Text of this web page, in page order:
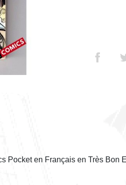
Pocket en Français en Très Bon